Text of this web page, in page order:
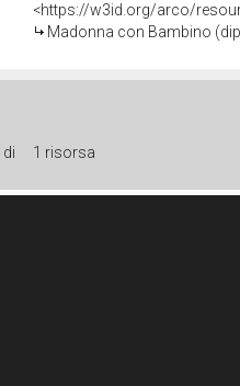
<https://w3id.org/arco/
Madonna con Bambino
di 1 risorsa